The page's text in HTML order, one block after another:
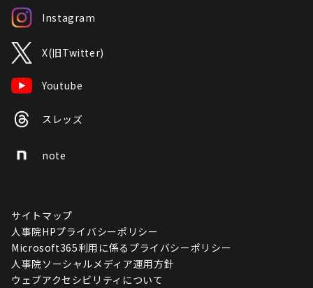
Instagram
X(旧Twitter)
Youtube
スレッズ
note
サイトマップ
人事院HPプライバシーポリシー
Microsoft365利用に係るプライバシーポリシー
人事院ソーシャルメディア運用方針
ウェブアクセシビリティについて